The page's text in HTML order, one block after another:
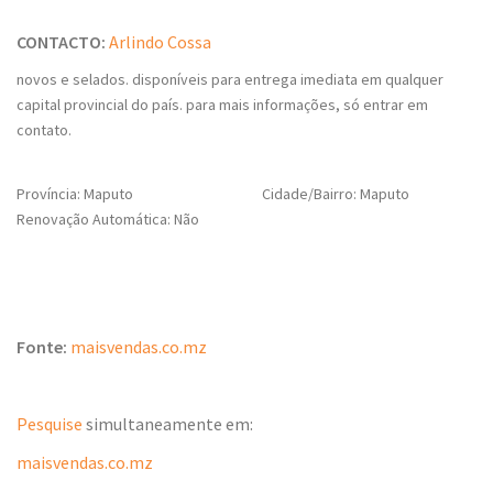
CONTACTO: Arlindo Cossa
novos e selados. disponíveis para entrega imediata em qualquer
capital provincial do país. para mais informações, só entrar em
contato.
Província: Maputo
Cidade/Bairro: Maputo
Renovação Automática: Não
Fonte: maisvendas.co.mz
Pesquise simultaneamente em:
maisvendas.co.mz